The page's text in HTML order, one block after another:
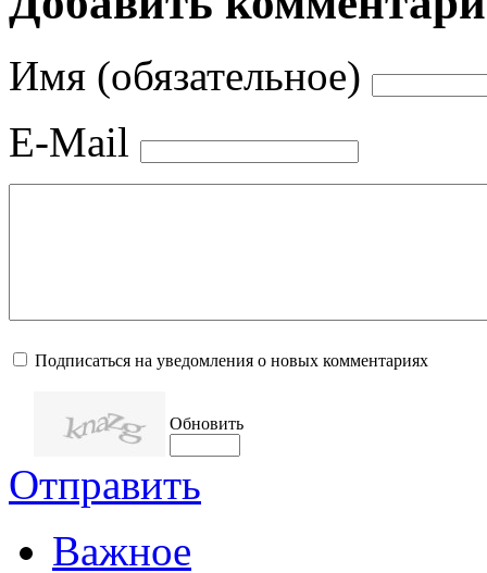
Имя (обязательное)
E-Mail
Подписаться на уведомления о новых комментариях
Обновить
Отправить
Важное